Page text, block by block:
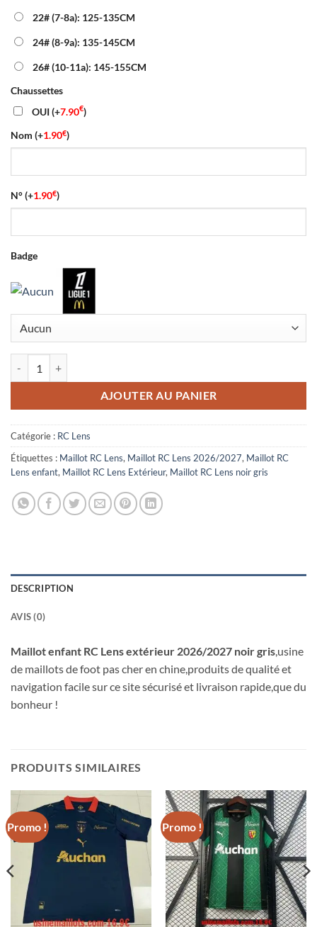
22# (7-8a): 125-135CM
24# (8-9a): 135-145CM
26# (10-11a): 145-155CM
Chaussettes
OUI(+7.90€)
Nom (+1.90€)
N°(+1.90€)
Badge
AJOUTER AU PANIER
Catégorie : RC Lens
Étiquettes : Maillot RC Lens, Maillot RC Lens 2026/2027, Maillot RC
Lens enfant, Maillot RC Lens Extérieur, Maillot RC Lens noir gris
DESCRIPTION
AVIS (0)
Maillot enfant RC Lens extérieur 2026/2027 noir gris,usine
de maillots de foot pas cher en chine,produits de qualité et
navigation facile sur ce site sécurisé et livraison rapide,que du
bonheur !
PRODUITS SIMILAIRES
Promo ! Promo !